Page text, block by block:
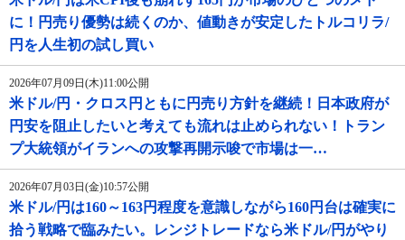
に！円売り優勢は続くのか、値動きが安定したトルコリラ/
円を人生初の試し買い
2026年07月09日(木)11:00公開
米ドル/円・クロス円ともに円売り方針を継続！日本政府が
円安を阻止したいと考えても流れは止められない！トラン
プ大統領がイランへの攻撃再開示唆で市場は一…
2026年07月03日(金)10:57公開
米ドル/円は160～163円程度を意識しながら160円台は確実に
拾う戦略で臨みたい。レンジトレードなら米ドル/円がやり